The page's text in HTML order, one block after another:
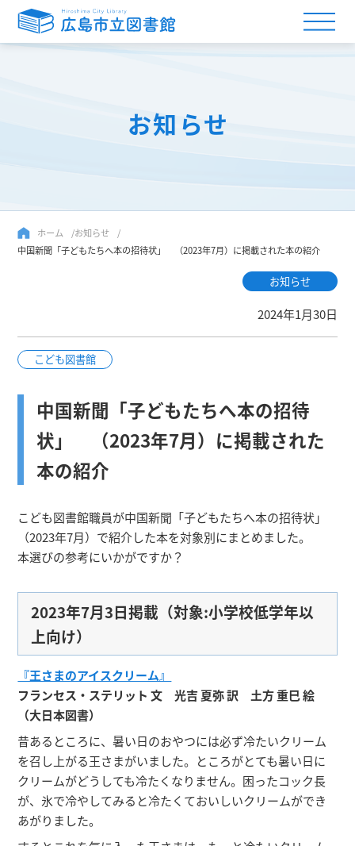
お知らせ
ホーム
お知らせ
中国新聞「子どもたちへ本の招待状」 （2023年7月）に掲載された本の紹介
お知らせ
2024年1月30日
こども図書館
中国新聞「子どもたちへ本の招待
状」 （2023年7月）に掲載された
本の紹介
こども図書館職員が中国新聞「子どもたちへ本の招待状」
（2023年7月）で紹介した本を対象別にまとめました。
本選びの参考にいかがですか？
2023年7月3日掲載（対象:小学校低学年以
上向け）
『王さまのアイスクリーム』
フランセス・ステリット 文 光吉 夏弥 訳 土方 重巳 絵
（大日本図書）
昔あるところに、暑い日のおやつには必ず冷たいクリーム
を召し上がる王さまがいました。ところがとても暑い日に
クリームがどうしても冷たくなりません。困ったコック長
が、氷で冷やしてみると冷たくておいしいクリームができ
あがりました。